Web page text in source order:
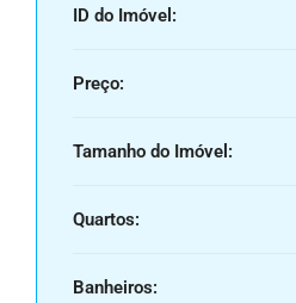
ID do Imóvel:
Preço:
Tamanho do Imóvel:
Quartos:
Banheiros: